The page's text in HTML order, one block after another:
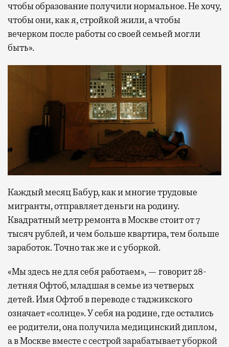
чтобы образование получили нормальное. Не хочу,
чтобы они, как я, стройкой жили, а чтобы
вечерком после работы со своей семьей могли
быть».
Каждый месяц Бабур, как и многие трудовые
мигранты, отправляет деньги на родину.
Квадратный метр ремонта в Москве стоит от 7
тысяч рублей, и чем больше квартира, тем больше
заработок. Точно так же и с уборкой.
«Мы здесь не для себя работаем», — говорит 28-
летняя Офтоб, младшая в семье из четверых
детей. Имя Офтоб в переводе с таджикского
означает «солнце». У себя на родине, где остались
ее родители, она получила медицинский диплом,
а в Москве вместе с сестрой зарабатывает уборкой